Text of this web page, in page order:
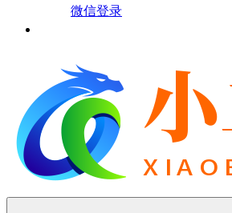
微信登录